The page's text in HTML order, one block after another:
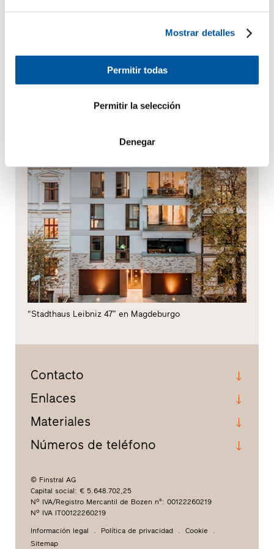
Mostrar detalles
Permitir todas
Permitir la selección
Denegar
“Stadthaus Leibniz 47” en Magdeburgo
Contacto
Enlaces
Materiales
Números de teléfono
© Finstral AG
Capital social: € 5.648.702,25
Nº IVA/Registro Mercantil de Bozen n°: 00122260219
Nº IVA IT00122260219
Información legal Política de privacidad
Cookie
Sitemap